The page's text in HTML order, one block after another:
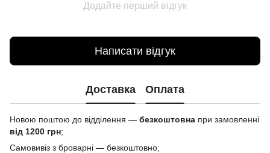
Додайте перший відгук
Написати відгук
Доставка Оплата
Новою поштою до відділення — безкоштовна при замовленні
від 1200 грн;
Самовивіз з броварні — безкоштовно;